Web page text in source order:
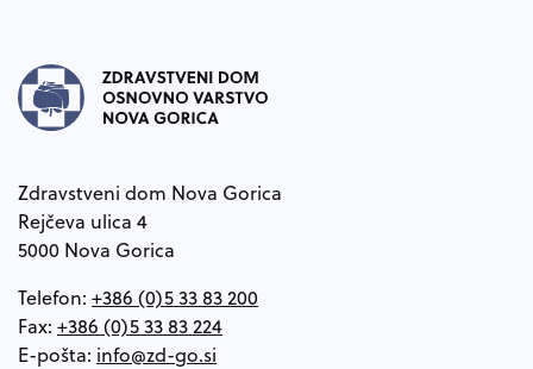
Zdravstveni dom Nova Gorica
Rejčeva ulica 4
5000 Nova Gorica
Telefon: +386 (0)5 33 83 200
Fax: +386 (0)5 33 83 224
E-pošta: